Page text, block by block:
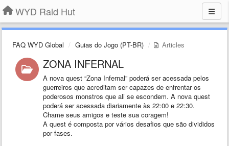
WYD Raid Hut
FAQ WYD Global Guias do Jogo (PT-BR) Articles
ZONA INFERNAL
A nova quest “Zona Infernal” poderá ser acessada pelos
guerreiros que acreditam ser capazes de enfrentar os
poderosos monstros que ali se escondem. A nova quest
poderá ser acessada diariamente às 22:00 e 22:30.
Chame seus amigos e teste sua coragem!
A quest é composta por vários desafios que são divididos
por fases.